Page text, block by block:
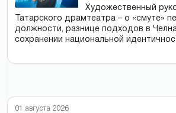
Художественный
Татарского драмтеатра – о «смуте»
должности, разнице подходов в
сохранении национальной
01 августа 2026